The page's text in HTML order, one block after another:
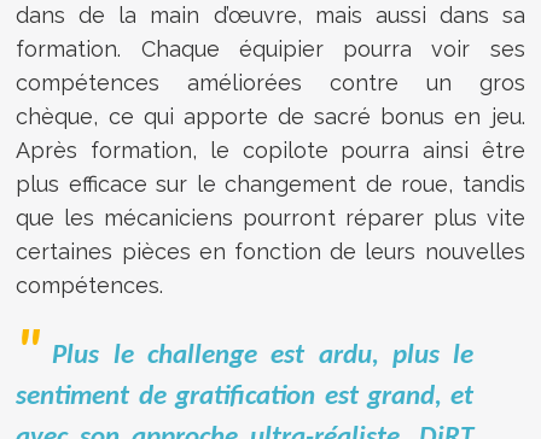
dans de la main d’œuvre, mais aussi dans sa
formation. Chaque équipier pourra voir ses
compétences améliorées contre un gros
chèque, ce qui apporte de sacré bonus en jeu.
Après formation, le copilote pourra ainsi être
plus efficace sur le changement de roue, tandis
que les mécaniciens pourront réparer plus vite
certaines pièces en fonction de leurs nouvelles
compétences.
Plus le challenge est ardu, plus le
sentiment de gratification est grand, et